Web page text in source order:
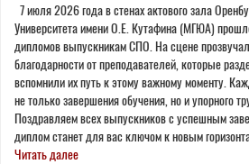
7 июля 2026 года в стенах актового зала
Университета имени О.Е. Кутафина (МГЮА)
дипломов выпускникам СПО. На сцене
благодарности от преподавателей, которые
вспомнили их путь к этому важному моменту.
не только завершения обучения, но и упорного
Поздравляем всех выпускников с успешным
диплом станет для вас ключом к новым
Читать далее